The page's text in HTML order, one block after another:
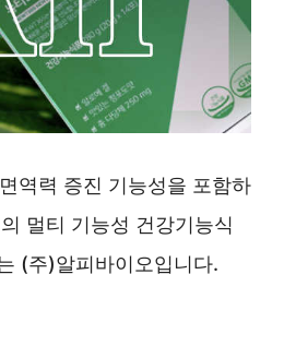
역력 증진 기능성을 포함하
멀티 기능성 건강기능식
(주)알피바이오입니다.